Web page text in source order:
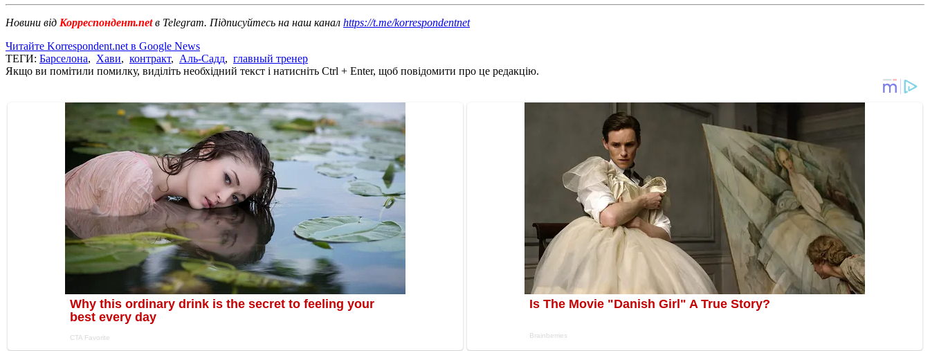
Новини від Корреспондент.netв Telegram. Підписуйтесь на наш канал https://t.me/korrespondentnet
Читайте Korrespondent.net в Google News
ТЕГИ: Барселона, Хави, контракт, Аль-Садд, главный тренер
Якщо ви помітили помилку, виділіть необхідний текст і натисніть Ctrl + Enter, щоб повідомити про це редакцію.